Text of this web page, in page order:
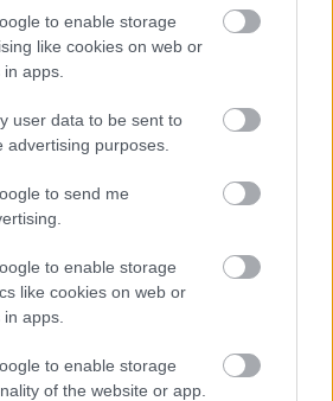
to enable storage
like cookies on web or
apps.
user data to be sent to
advertising purposes.
to send me
to enable storage
like cookies on web or
apps.
to enable storage
of the website or app.
van de Tarnished die vecht tegen
Castle.
voor meer informatie en